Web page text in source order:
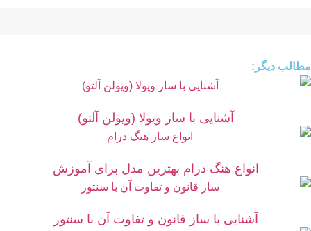
مطالب دیگر:
آشنایی با ساز ویولا (ویولن آلتو)
انواع هنگ درام بهترین مدل برای آموزش
آشنایی با ساز قانون و تفاوت آن با سنتور